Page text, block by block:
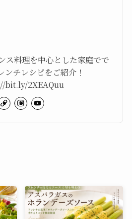
ス料理を中心とした家庭でで
ンチレシピをご紹介！
bit.ly/2XEAQuu